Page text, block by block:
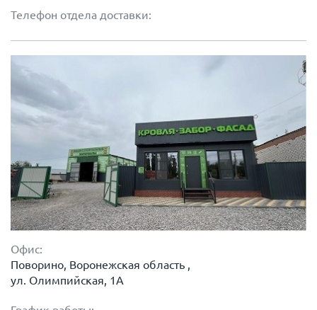
Телефон отдела доставки:
Офис:
Поворино, Воронежская область ,
ул. Олимпийская, 1А